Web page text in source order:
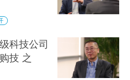
科技公司
技 之